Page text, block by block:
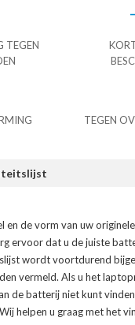
TEGEN
TEGEN
en de vorm van uw
ervoor dat u de juiste
wordt voortdurend
vermeld. Als u het
de batterij niet kunt
helpen u graag met het